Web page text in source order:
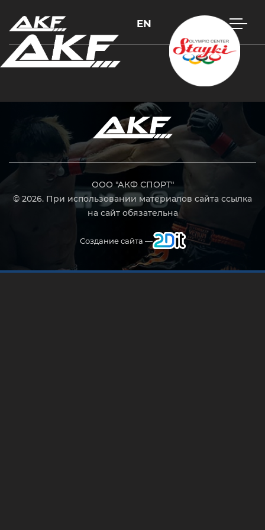
EN
ООО "АКФ СПОРТ"
© 2026. При использовании материалов сайта ссылка
на сайт обязательна
Создание сайта —
Нажмите Enter для поиска или Esc, чтобы закрыть